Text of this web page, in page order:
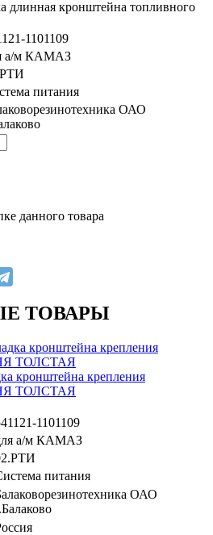
длинная кронштейна топливного
1101109
а/м КАМАЗ
питания
ОАО
данного товара
ТОВАРЫ
кронштейна крепления
ТОЛСТАЯ
1101109
а/м КАМАЗ
питания
ОАО